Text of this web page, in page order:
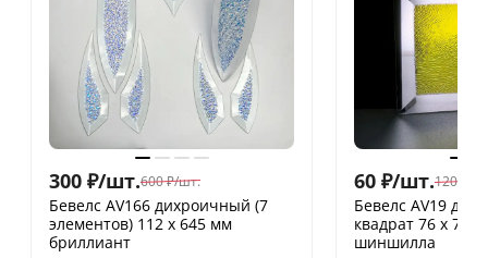
300 ₽/шт.600 ₽/шт.
Бевелс AV166 дихроичный (7
элементов) 112 х 645 мм
бриллиант
60 ₽/шт.120
Бевелс AV19
квадрат 76 х 76
шиншилла